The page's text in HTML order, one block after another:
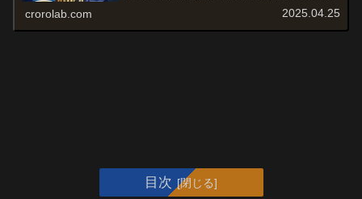
crorolab.com 2025.04.25
目次